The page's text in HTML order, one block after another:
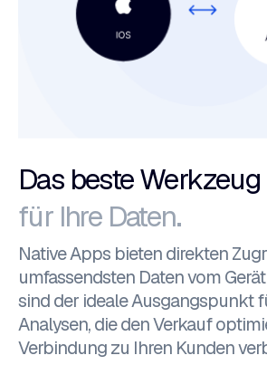
Das beste Werkzeug
für Ihre Daten.
Native Apps bieten direkten
umfassendsten Daten vom
sind der ideale Ausgangspunkt
Analysen, die den Verkauf
Verbindung zu Ihren Kunden